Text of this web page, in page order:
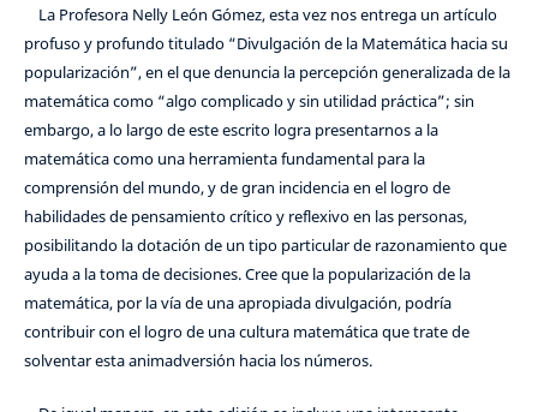
La Profesora Nelly León Gómez, esta vez nos entrega un artículo
profuso y profundo titulado “Divulgación de la Matemática hacia su
popularización”, en el que denuncia la percepción generalizada de la
matemática como “algo complicado y sin utilidad práctica”; sin
embargo, a lo largo de este escrito logra presentarnos a la
matemática como una herramienta fundamental para la
comprensión del mundo, y de gran incidencia en el logro de
habilidades de pensamiento crítico y reflexivo en las personas,
posibilitando la dotación de un tipo particular de razonamiento que
ayuda a la toma de decisiones. Cree que la popularización de la
matemática, por la vía de una apropiada divulgación, podría
contribuir con el logro de una cultura matemática que trate de
solventar esta animadversión hacia los números.